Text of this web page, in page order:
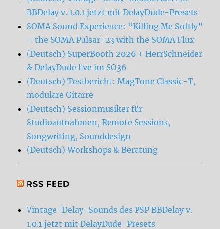
BBDelay v. 1.0.1 jetzt mit DelayDude-Presets
SOMA Sound Experience: “Killing Me Softly”
– the SOMA Pulsar-23 with the SOMA Flux
(Deutsch) SuperBooth 2026 + HerrSchneider
& DelayDude live im SO36
(Deutsch) Testbericht: MagTone Classic-T,
modulare Gitarre
(Deutsch) Sessionmusiker für
Studioaufnahmen, Remote Sessions,
Songwriting, Sounddesign
(Deutsch) Workshops & Beratung
RSS FEED
Vintage-Delay-Sounds des PSP BBDelay v.
1.0.1 jetzt mit DelayDude-Presets